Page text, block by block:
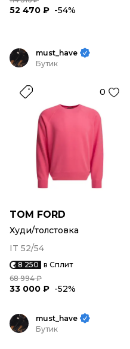
52 470 ₽ -54%
must_have
Бутик
0
TOM FORD
Худи/толстовка
IT 52/54
8 250 в Сплит
68 994 ₽
33 000 ₽ -52%
must_have
Бутик